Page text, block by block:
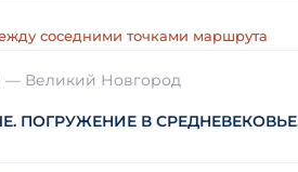
соседними точками маршрута
— Великий Новгород
В СРЕДНЕВЕКОВЬЕ.